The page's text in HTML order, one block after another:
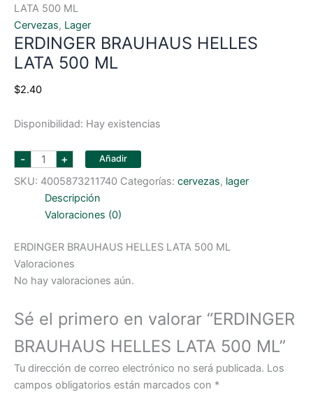
LATA 500 ML
Cervezas, Lager
ERDINGER BRAUHAUS HELLES
LATA 500 ML
$2.40
Disponibilidad: Hay existencias
- ERDINGER
BRAUHAUS
HELLES
LATA
500
cantidad
+ Añadir
SKU: 4005873211740 Categorías: cervezas, lager
Descripción
Valoraciones (0)
ERDINGER BRAUHAUS HELLES LATA 500 ML
Valoraciones
No hay valoraciones aún.
Sé el primero en valorar “ERDINGER
BRAUHAUS HELLES LATA 500 ML”
Tu dirección de correo electrónico no será publicada. Los
campos obligatorios están marcados con *